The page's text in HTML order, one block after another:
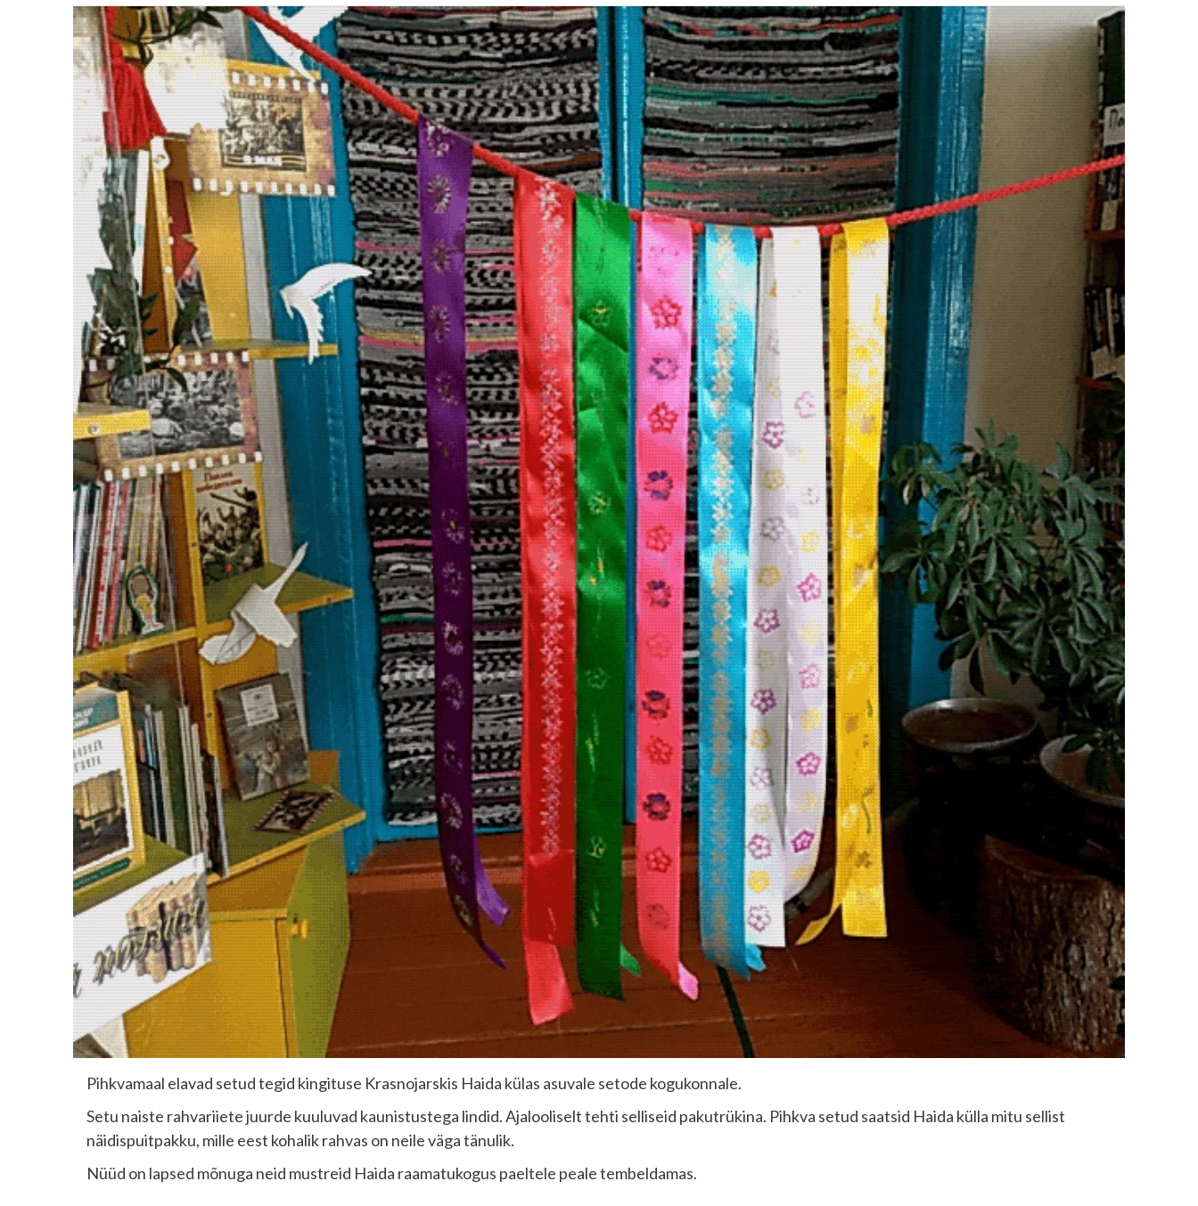
Pihkvamaal elavad setud tegid kingituse Krasnojarskis Haida külas asuvale setode kogukonnale.
Setu naiste rahvariiete juurde kuuluvad kaunistustega lindid. Ajalooliselt tehti selliseid pakutrükina. Pihkva setud saatsid Haida külla mitu sellist
näidispuitpakku, mille eest kohalik rahvas on neile väga tänulik.
Nüüd on lapsed mõnuga neid mustreid Haida raamatukogus paeltele peale tembeldamas.